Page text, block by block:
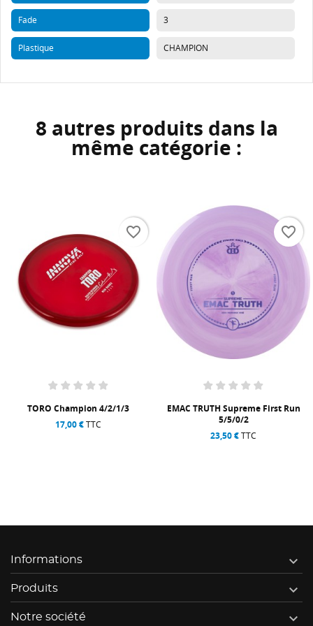
Fade 3
Plastique CHAMPION
8 autres produits dans la
même catégorie :
TORO Champion 4/2/1/3
17,00 €TTC
favorite_border
EMAC TRUTH Supreme First Run
5/5/0/2
23,50 €TTC
favorite_border
Informations 
Produits 
Notre société 